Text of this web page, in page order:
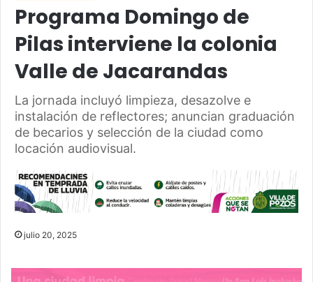
Programa Domingo de
Pilas interviene la colonia
Valle de Jacarandas
La jornada incluyó limpieza, desazolve e
instalación de reflectores; anuncian graduación
de becarios y selección de la ciudad como
locación audiovisual.
julio 20, 2025